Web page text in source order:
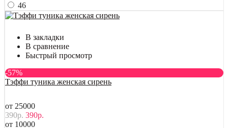
46
В закладки
В сравнение
Быстрый просмотр
-57%
Тэффи туника женская сирень
от 25000
390р. 390р.
от 10000